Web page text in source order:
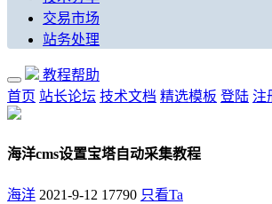
交易市场
站务处理
教程帮助
首页 站长论坛 技术文档 精选模板 登陆 注
海洋cms设置宝塔自动采集教程
海洋 2021-9-12 17790 只看Ta